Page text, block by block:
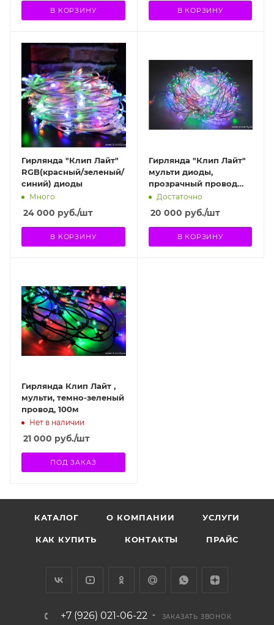
В КОРЗИНУ В КОРЗИНУ
Гирлянда "Клип Лайт"
RGB(красный/зеленый/
синий) диоды
Много
24 000 руб./шт
В КОРЗИНУ
Гирлянда "Клип Лайт"
мульти диоды,
прозрачный провод
12ВДостаточно
20 000 руб./шт
В КОРЗИНУ
Гирлянда Клип Лайт ,
мульти, темно-зеленый
провод, 100м
Нет в наличии
21 000 руб./шт
ПОД ЗАКАЗ
КАТАЛОГ О КОМПАНИИ УСЛУГИ
КАК КУПИТЬ КОНТАКТЫ ПРАЙС
+7 (926) 021-06-22 ЗАКАЗАТЬ ЗВОНОК